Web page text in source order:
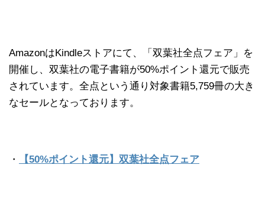
AmazonはKindleストアにて、「双葉社全点フェア」を
開催し、双葉社の電子書籍が50%ポイント還元で販売
されています。全点という通り対象書籍5,759冊の大き
なセールとなっております。
・ 【50%ポイント還元】双葉社全点フェア